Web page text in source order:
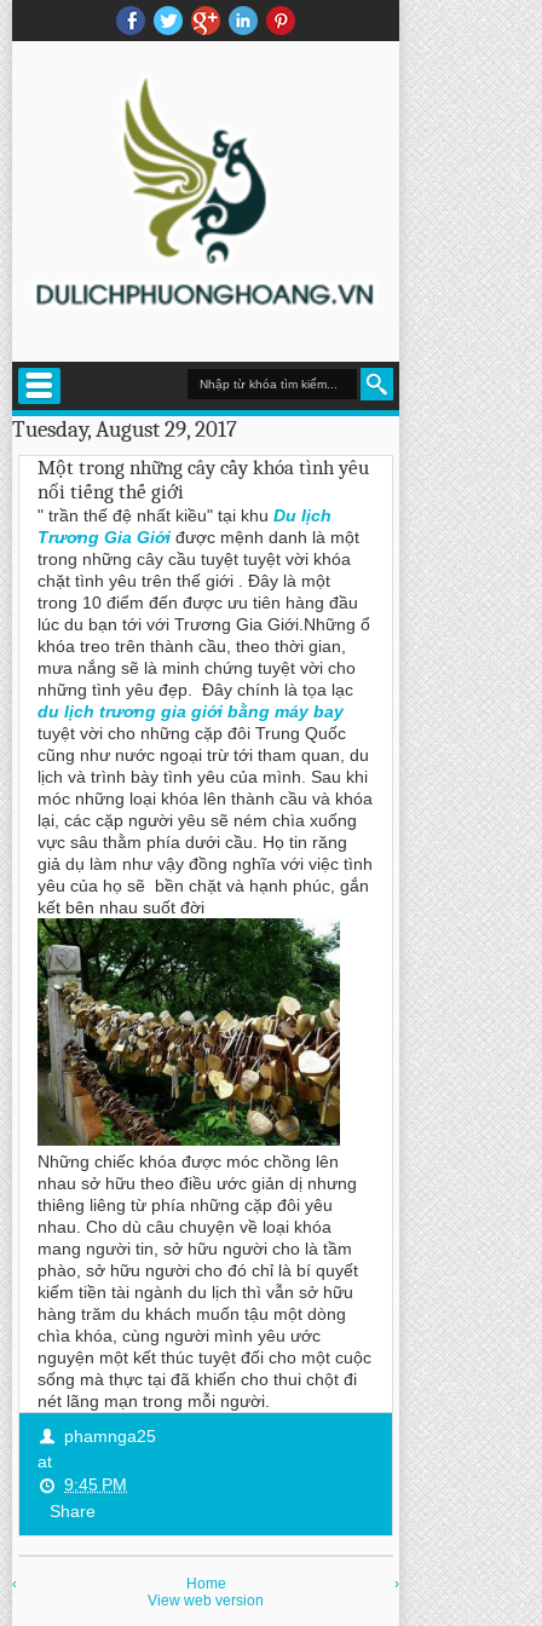
Tuesday, August 29, 2017
Một trong những cây cầy khóa tình yêu
nổi tiếng thế giới
" trần thế đệ nhất kiều" tại khu Du lịch
Trương Gia Giới được mệnh danh là một
trong những cây cầu tuyệt tuyệt vời khóa
chặt tình yêu trên thế giới . Đây là một
trong 10 điểm đến được ưu tiên hàng đầu
lúc du bạn tới với Trương Gia Giới.Những ổ
khóa treo trên thành cầu, theo thời gian,
mưa nắng sẽ là minh chứng tuyệt vời cho
những tình yêu đẹp.
Đây chính là tọa lạc
du lịch trương gia giới bằng máy bay
tuyệt vời cho những cặp đôi Trung Quốc
cũng như nước ngoại trừ tới tham quan, du
lịch và trình bày tình yêu của mình. Sau khi
móc những loại khóa lên thành cầu và khóa
lại, các cặp người yêu sẽ ném chìa xuống
vực sâu thằm phía dưới cầu. Họ tin răng
giả dụ làm như vậy đồng nghĩa với việc tình
yêu của họ sẽ bền chặt và hạnh phúc, gắn
kết bên nhau suốt đời
Những chiếc khóa được móc chồng lên
nhau sở hữu theo điều ước giản dị nhưng
thiêng liêng từ phía những cặp đôi yêu
nhau. Cho dù câu chuyện về loại khóa
mang người tin, sở hữu người cho là tầm
phào, sở hữu người cho đó chỉ là bí quyết
kiếm tiền tài ngành du lịch thì vẫn sở hữu
hàng trăm du khách muốn tậu một dòng
chìa khóa, cùng người mình yêu ước
nguyện một kết thúc tuyệt đối cho một cuộc
sống mà thực tại đã khiến cho thui chột đi
nét lãng mạn trong mỗi người.
phamnga25
at
9:45 PM
Share
‹ ›
Home
View web version